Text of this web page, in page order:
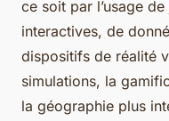
ce soit par l’usage
interactives, de
dispositifs de réalité
simulations, la
la géographie plus